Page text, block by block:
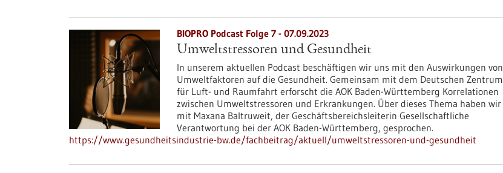
BIOPRO Podcast Folge 7 - 07.09.2023
Umweltstressoren und Gesundheit
In unserem aktuellen Podcast beschäftigen wir uns mit den Auswirkungen von
Umweltfaktoren auf die Gesundheit. Gemeinsam mit dem Deutschen Zentrum
für Luft- und Raumfahrt erforscht die AOK Baden-Württemberg Korrelationen
zwischen Umweltstressoren und Erkrankungen. Über dieses Thema haben wir
mit Maxana Baltruweit, der Geschäftsbereichsleiterin Gesellschaftliche
Verantwortung bei der AOK Baden-Württemberg, gesprochen.
https://www.gesundheitsindustrie-bw.de/fachbeitrag/aktuell/umweltstressoren-und-gesundheit